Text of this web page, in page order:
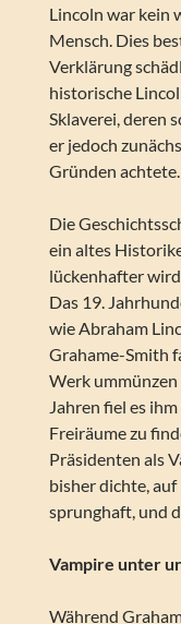
Lincoln war kein
Mensch. Dies
Verklärung
historische
Sklaverei, deren
er jedoch
Gründen achtete.
Die
ein altes
lückenhafter
Das 19.
wie Abraham
Grahame-Smith
Werk
Jahren fiel es
Freiräume zu
Präsidenten als
bisher dichte,
sprunghaft, und
Vampire unter
Während